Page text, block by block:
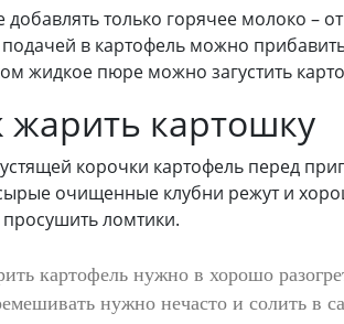
только горячее молоко –
в картофель можно
жидкое пюре можно загустить
жарить картошку
корочки картофель перед
очищенные клубни режут и
ломтики.
картофель нужно в хорошо
нужно нечасто и солить в